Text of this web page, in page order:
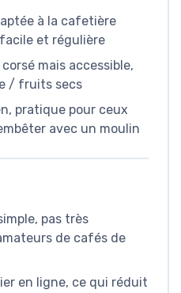
à la cafetière
et régulière
mais accessible,
/ fruits secs
pratique pour ceux
avec un moulin
pas très
de cafés de
en ligne, ce qui réduit